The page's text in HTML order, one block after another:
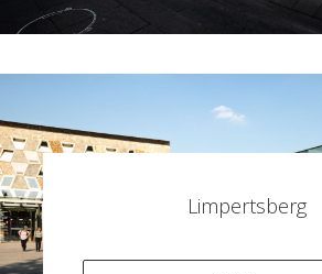
Limpertsberg